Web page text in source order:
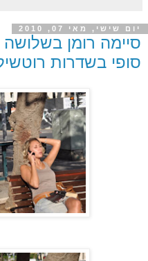
יום שישי, מאי 07, 2010
סיימה רומן
סופי בשדרות